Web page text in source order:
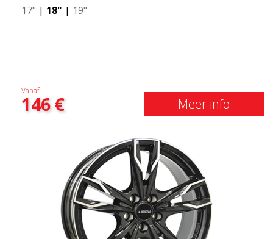
17" | 18" | 19"
Vanaf:
146€ Meer info